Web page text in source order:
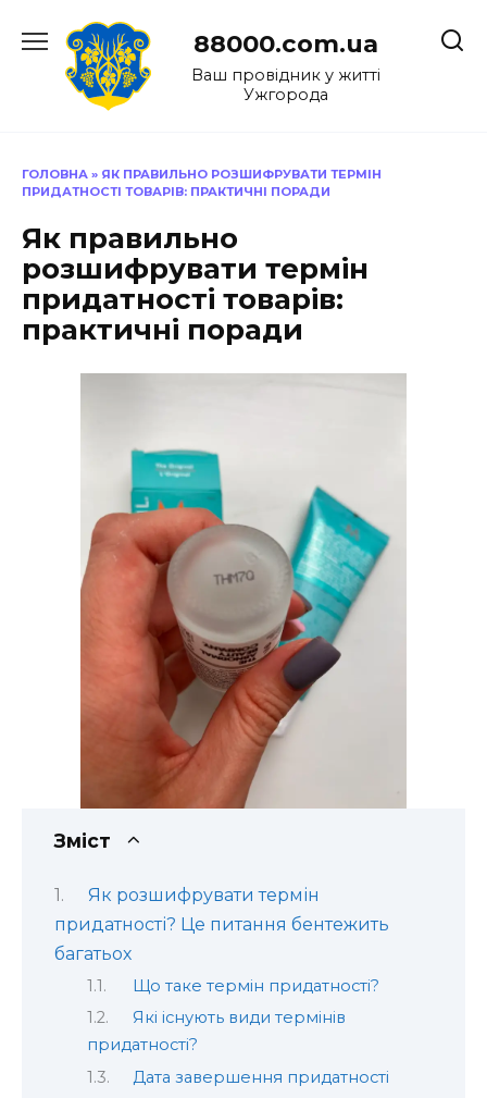
до
88000.com.ua
Ваш провідник у житті
Ужгорода
ГОЛОВНА » ЯК ПРАВИЛЬНО РОЗШИФРУВАТИ ТЕРМІН
ПРИДАТНОСТІ ТОВАРІВ: ПРАКТИЧНІ ПОРАДИ
Як правильно
розшифрувати термін
придатності товарів:
практичні поради
Зміст
Як розшифрувати термін
придатності? Це питання бентежить
багатьох
Що таке термін придатності?
Які існують види термінів
придатності?
Дата завершення придатності